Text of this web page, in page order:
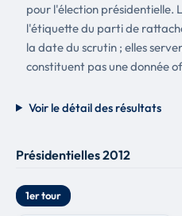
pour l'élection présidentielle.
l'étiquette du parti de
la date du scrutin ; elles
constituent pas une donnée
Voir le détail des résultats
Présidentielles 2012
1er tour